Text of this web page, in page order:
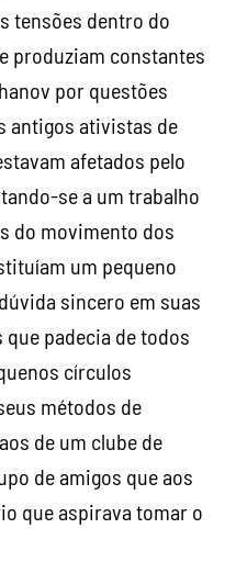
tensões dentro do
produziam constantes
por questões
antigos ativistas de
afetados pelo
se a um trabalho
do movimento dos
um pequeno
sincero em suas
padecia de todos
círculos
métodos de
de um clube de
de amigos que aos
que aspirava tomar o